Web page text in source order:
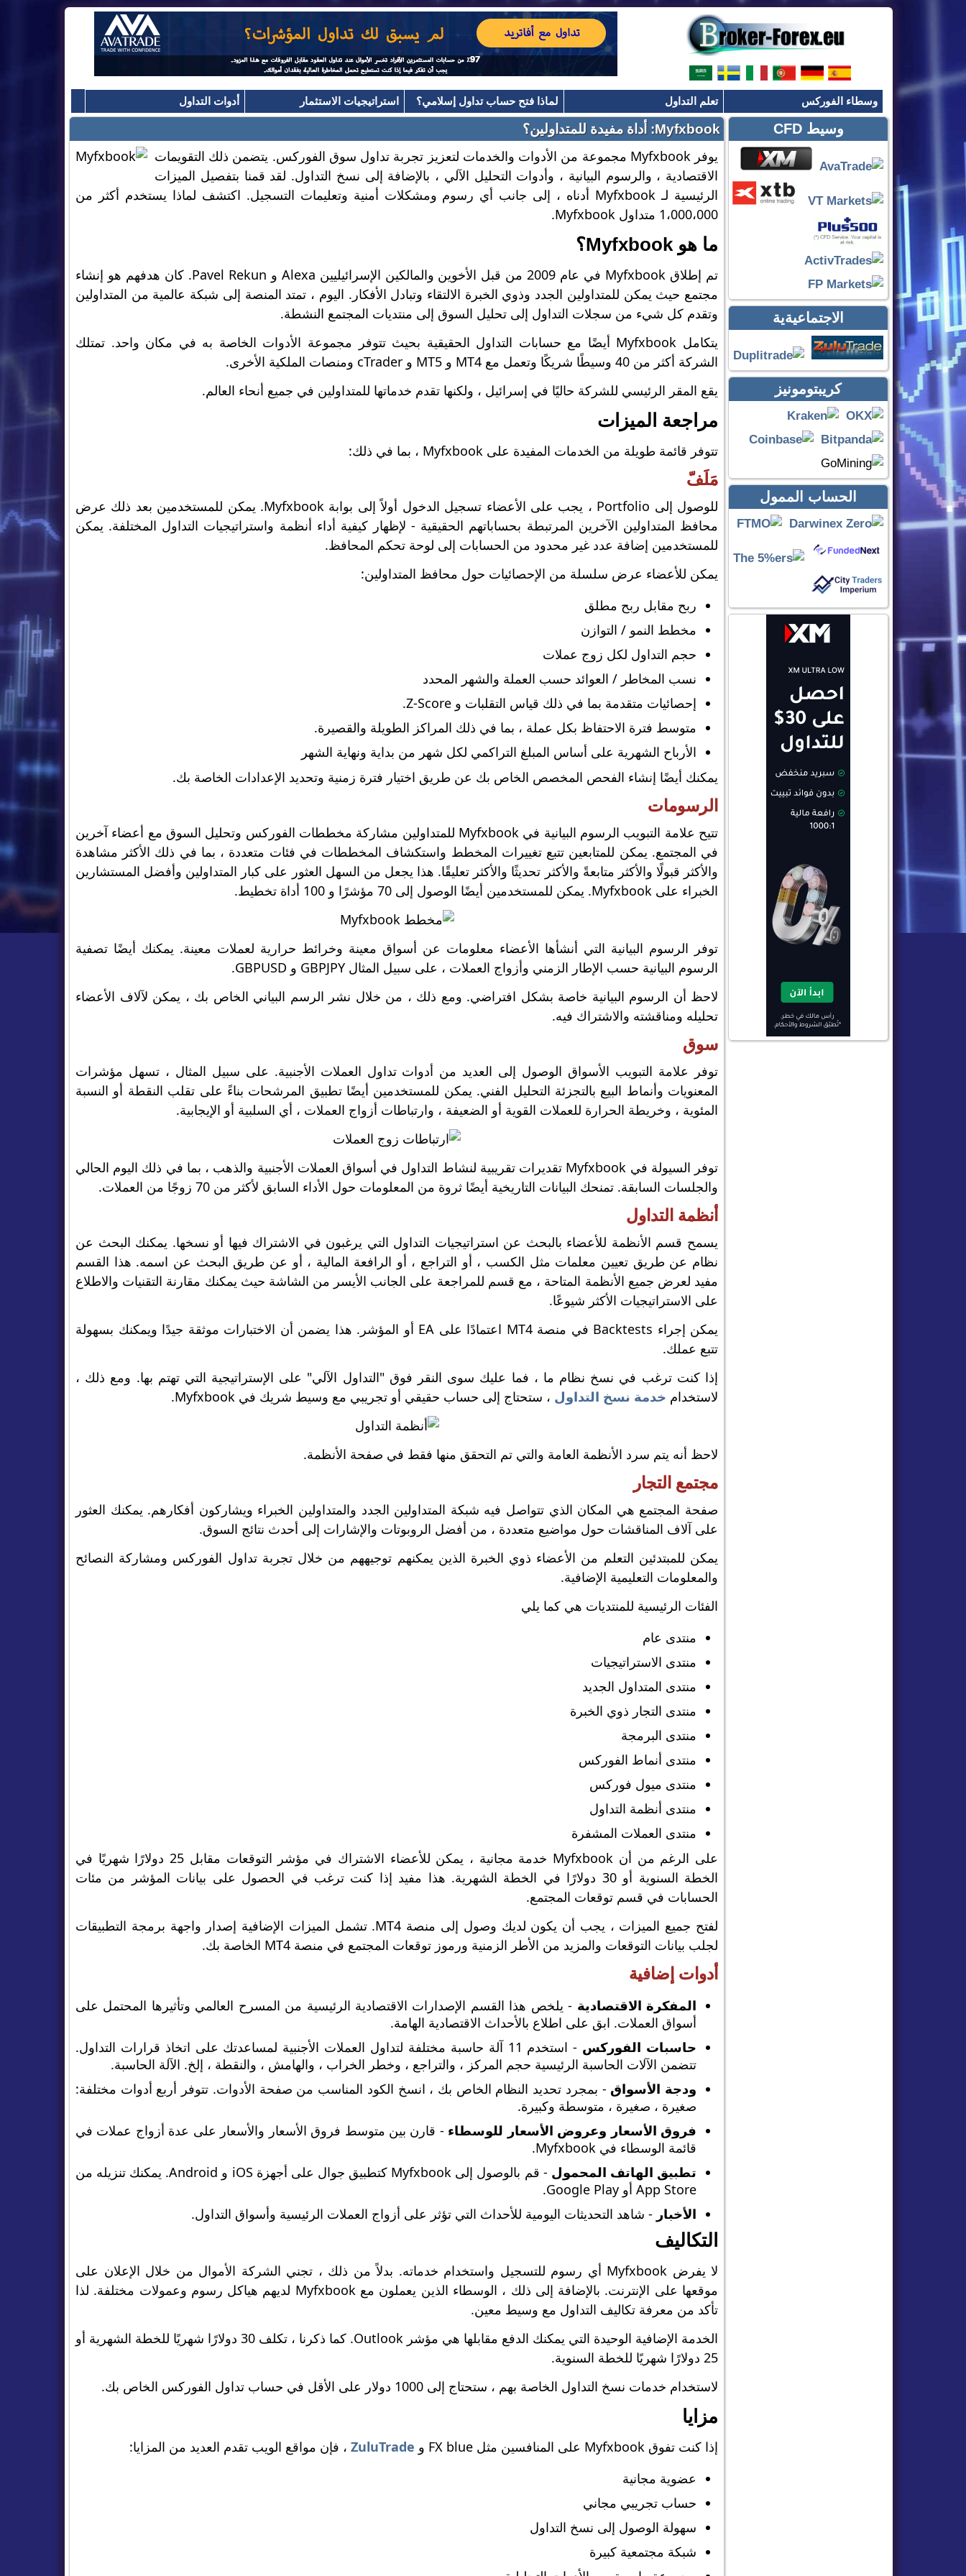
وسطاء الفوركس تعلم التداول لماذا فتح حساب تداول إسلامي؟ استراتيجيات الاستثمار أدوات التداول
وسيط CFD
الاجتماعيةية
كريبتومونيز
الحساب الممول
Myfxbook: أداة مفيدة للمتداولين؟
يوفر Myfxbook مجموعة من الأدوات والخدمات لتعزيز تجربة تداول سوق الفوركس. يتضمن ذلك التقويمات
الاقتصادية ، والرسوم البيانية ، وأدوات التحليل الآلي ، بالإضافة إلى نسخ التداول. لقد قمنا بتفصيل الميزات
الرئيسية لـ Myfxbook أدناه ، إلى جانب أي رسوم ومشكلات أمنية وتعليمات التسجيل. اكتشف لماذا يستخدم أكثر من
1،000،000 متداول Myfxbook.
ما هو Myfxbook؟
تم إطلاق Myfxbook في عام 2009 من قبل الأخوين والمالكين الإسرائيليين Alexa و Pavel Rekun. كان هدفهم هو إنشاء
مجتمع حيث يمكن للمتداولين الجدد وذوي الخبرة الالتقاء وتبادل الأفكار. اليوم ، تمتد المنصة إلى شبكة عالمية من المتداولين
وتقدم كل شيء من سجلات التداول إلى تحليل السوق إلى منتديات المجتمع النشطة.
يتكامل Myfxbook أيضًا مع حسابات التداول الحقيقية بحيث تتوفر مجموعة الأدوات الخاصة به في مكان واحد. تمتلك
الشركة أكثر من 40 وسيطًا شريكًا وتعمل مع MT4 و MT5 و cTrader ومنصات الملكية الأخرى.
يقع المقر الرئيسي للشركة حاليًا في إسرائيل ، ولكنها تقدم خدماتها للمتداولين في جميع أنحاء العالم.
مراجعة الميزات
تتوفر قائمة طويلة من الخدمات المفيدة على Myfxbook ، بما في ذلك:
مَلَفّ
للوصول إلى Portfolio ، يجب على الأعضاء تسجيل الدخول أولاً إلى بوابة Myfxbook. يمكن للمستخدمين بعد ذلك عرض
محافظ المتداولين الآخرين المرتبطة بحساباتهم الحقيقية - لإظهار كيفية أداء أنظمة واستراتيجيات التداول المختلفة. يمكن
للمستخدمين إضافة عدد غير محدود من الحسابات إلى لوحة تحكم المحافظ.
يمكن للأعضاء عرض سلسلة من الإحصائيات حول محافظ المتداولين:
ربح مقابل ربح مطلق
مخطط النمو / التوازن
حجم التداول لكل زوج عملات
نسب المخاطر / العوائد حسب العملة والشهر المحدد
إحصائيات متقدمة بما في ذلك قياس التقلبات و Z-Score.
متوسط ​​فترة الاحتفاظ بكل عملة ، بما في ذلك المراكز الطويلة والقصيرة.
الأرباح الشهرية على أساس المبلغ التراكمي لكل شهر من بداية ونهاية الشهر
يمكنك أيضًا إنشاء الفحص المخصص الخاص بك عن طريق اختيار فترة زمنية وتحديد الإعدادات الخاصة بك.
الرسومات
تتيح علامة التبويب الرسوم البيانية في Myfxbook للمتداولين مشاركة مخططات الفوركس وتحليل السوق مع أعضاء آخرين
في المجتمع. يمكن للمتابعين تتبع تغييرات المخطط واستكشاف المخططات في فئات متعددة ، بما في ذلك الأكثر مشاهدة
والأكثر قبولًا والأكثر متابعةً والأكثر تحديثًا والأكثر تعليقًا. هذا يجعل من السهل العثور على كبار المتداولين وأفضل المستشارين
الخبراء على Myfxbook. يمكن للمستخدمين أيضًا الوصول إلى 70 مؤشرًا و 100 أداة تخطيط.
توفر الرسوم البيانية التي أنشأها الأعضاء معلومات عن أسواق معينة وخرائط حرارية لعملات معينة. يمكنك أيضًا تصفية
الرسوم البيانية حسب الإطار الزمني وأزواج العملات ، على سبيل المثال GBPJPY و GBPUSD.
لاحظ أن الرسوم البيانية خاصة بشكل افتراضي. ومع ذلك ، من خلال نشر الرسم البياني الخاص بك ، يمكن لآلاف الأعضاء
تحليله ومناقشته والاشتراك فيه.
سوق
توفر علامة التبويب الأسواق الوصول إلى العديد من أدوات تداول العملات الأجنبية. على سبيل المثال ، تسهل مؤشرات
المعنويات وأنماط البيع بالتجزئة التحليل الفني. يمكن للمستخدمين أيضًا تطبيق المرشحات بناءً على تقلب النقطة أو النسبة
المئوية ، وخريطة الحرارة للعملات القوية أو الضعيفة ، وارتباطات أزواج العملات ، أي السلبية أو الإيجابية.
توفر السيولة في Myfxbook تقديرات تقريبية لنشاط التداول في أسواق العملات الأجنبية والذهب ، بما في ذلك اليوم الحالي
والجلسات السابقة. تمنحك البيانات التاريخية أيضًا ثروة من المعلومات حول الأداء السابق لأكثر من 70 زوجًا من العملات.
أنظمة التداول
يسمح قسم الأنظمة للأعضاء بالبحث عن استراتيجيات التداول التي يرغبون في الاشتراك فيها أو نسخها. يمكنك البحث عن
نظام عن طريق تعيين معلمات مثل الكسب ، أو التراجع ، أو الرافعة المالية ، أو عن طريق البحث عن اسمه. هذا القسم
مفيد لعرض جميع الأنظمة المتاحة ، مع قسم للمراجعة على الجانب الأيسر من الشاشة حيث يمكنك مقارنة التقنيات والاطلاع
على الاستراتيجيات الأكثر شيوعًا.
يمكن إجراء Backtests في منصة MT4 اعتمادًا على EA أو المؤشر. هذا يضمن أن الاختبارات موثقة جيدًا ويمكنك بسهولة
تتبع عملك.
إذا كنت ترغب في نسخ نظام ما ، فما عليك سوى النقر فوق "التداول الآلي" على الإستراتيجية التي تهتم بها. ومع ذلك ،
لاستخدام خدمة نسخ التداول ، ستحتاج إلى حساب حقيقي أو تجريبي مع وسيط شريك في Myfxbook.
لاحظ أنه يتم سرد الأنظمة العامة والتي تم التحقق منها فقط في صفحة الأنظمة.
مجتمع التجار
صفحة المجتمع هي المكان الذي تتواصل فيه شبكة المتداولين الجدد والمتداولين الخبراء ويشاركون أفكارهم. يمكنك العثور
على آلاف المناقشات حول مواضيع متعددة ، من أفضل الروبوتات والإشارات إلى أحدث نتائج السوق.
يمكن للمبتدئين التعلم من الأعضاء ذوي الخبرة الذين يمكنهم توجيههم من خلال تجربة تداول الفوركس ومشاركة النصائح
والمعلومات التعليمية الإضافية.
الفئات الرئيسية للمنتديات هي كما يلي
منتدى عام
منتدى الاستراتيجيات
منتدى المتداول الجديد
منتدى التجار ذوي الخبرة
منتدى البرمجة
منتدى أنماط الفوركس
منتدى ميول فوركس
منتدى أنظمة التداول
منتدى العملات المشفرة
على الرغم من أن Myfxbook خدمة مجانية ، يمكن للأعضاء الاشتراك في مؤشر التوقعات مقابل 25 دولارًا شهريًا في
الخطة السنوية أو 30 دولارًا في الخطة الشهرية. هذا مفيد إذا كنت ترغب في الحصول على بيانات المؤشر من مئات
الحسابات في قسم توقعات المجتمع.
لفتح جميع الميزات ، يجب أن يكون لديك وصول إلى منصة MT4. تشمل الميزات الإضافية إصدار واجهة برمجة التطبيقات
لجلب بيانات التوقعات والمزيد من الأطر الزمنية ورموز توقعات المجتمع في منصة MT4 الخاصة بك.
أدوات إضافية
المفكرة الاقتصادية - يلخص هذا القسم الإصدارات الاقتصادية الرئيسية من المسرح العالمي وتأثيرها المحتمل على
أسواق العملات. ابق على اطلاع بالأحداث الاقتصادية الهامة.
حاسبات الفوركس
- استخدم 11 آلة حاسبة مختلفة لتداول العملات الأجنبية لمساعدتك على اتخاذ قرارات التداول.
تتضمن الآلات الحاسبة الرئيسية حجم المركز ، والتراجع ، وخطر الخراب ، والهامش ، والنقطة ، إلخ. الآلة الحاسبة.
ودجة الأسواق - بمجرد تحديد النظام الخاص بك ، انسخ الكود المناسب من صفحة الأدوات. تتوفر أربع أدوات مختلفة:
صغيرة ، صغيرة ، متوسطة وكبيرة.
فروق الأسعار وعروض الأسعار للوسطاء - قارن بين متوسط ​​فروق الأسعار والأسعار على عدة أزواج عملات في
قائمة الوسطاء في Myfxbook.
تطبيق الهاتف المحمول
- قم بالوصول إلى Myfxbook كتطبيق جوال على أجهزة iOS و Android. يمكنك تنزيله من
App Store أو Google Play.
الأخبار - شاهد التحديثات اليومية للأحداث التي تؤثر على أزواج العملات الرئيسية وأسواق التداول.
التكاليف
لا يفرض Myfxbook أي رسوم للتسجيل واستخدام خدماته. بدلاً من ذلك ، تجني الشركة الأموال من خلال الإعلان على
موقعها على الإنترنت. بالإضافة إلى ذلك ، الوسطاء الذين يعملون مع Myfxbook لديهم هياكل رسوم وعمولات مختلفة. لذا
تأكد من معرفة تكاليف التداول مع وسيط معين.
الخدمة الإضافية الوحيدة التي يمكنك الدفع مقابلها هي مؤشر Outlook. كما ذكرنا ، تكلف 30 دولارًا شهريًا للخطة الشهرية أو
25 دولارًا شهريًا للخطة السنوية.
لاستخدام خدمات نسخ التداول الخاصة بهم ، ستحتاج إلى 1000 دولار على الأقل في حساب تداول الفوركس الخاص بك.
مزايا
إذا كنت تفوق Myfxbook على المنافسين مثل FX blue و ZuluTrade ، فإن مواقع الويب تقدم العديد من المزايا:
عضوية مجانية
حساب تجريبي مجاني
سهولة الوصول إلى نسخ التداول
شبكة مجتمعية كبيرة